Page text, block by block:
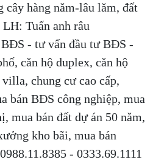
hàng năm-lâu lăm, đất
Tuấn anh râu
- tư vấn đầu tư BĐS -
căn hộ duplex, căn hộ
chung cư cao cấp,
bán BĐS công nghiệp, mua
mua bán đất dự án 50 năm,
kho bãi, mua bán
- 0333.69.1111